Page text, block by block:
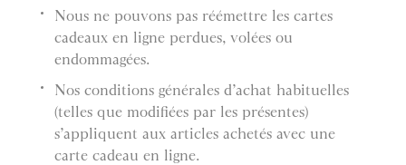
Nous ne pouvons pas réémettre les cartes
cadeaux en ligne perdues, volées ou
endommagées.
Nos conditions générales d’achat habituelles
(telles que modifiées par les présentes)
s’appliquent aux articles achetés avec une
carte cadeau en ligne.